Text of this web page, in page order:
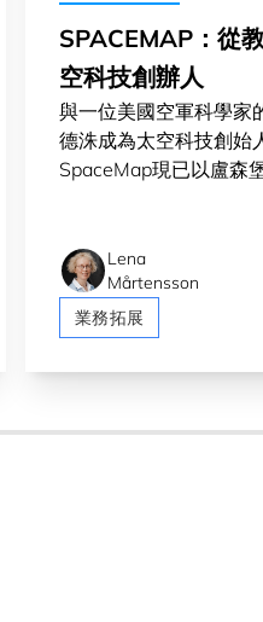
和 Stellantis 在盧森堡測
SPACEMAP：從
空科技創辦人
與一位美國空軍科學家
德洙成為太空科技創始
SpaceMap現已以盧森
Lena
Mårtensson
業務拓展